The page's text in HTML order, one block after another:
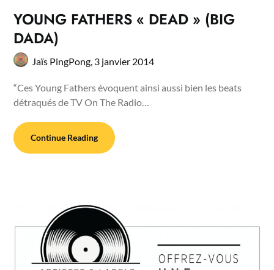
YOUNG FATHERS « DEAD » (BIG
DADA)
Jaïs PingPong, 3 janvier 2014
“Ces Young Fathers évoquent ainsi aussi bien les beats
détraqués de TV On The Radio…
Continue Reading